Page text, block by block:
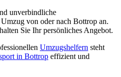
unverbindliche
von oder nach Bottrop an.
Sie Ihr persönliches Angebot.
Umzugshelfern steht
in Bottrop effizient und